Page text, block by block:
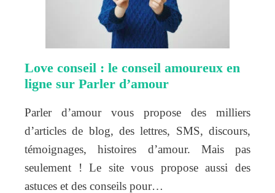
Love conseil : le conseil amoureux en
ligne sur Parler d’amour
Parler d’amour vous propose des milliers
d’articles de blog, des lettres, SMS, discours,
témoignages, histoires d’amour. Mais pas
seulement ! Le site vous propose aussi des
astuces et des conseils pour…